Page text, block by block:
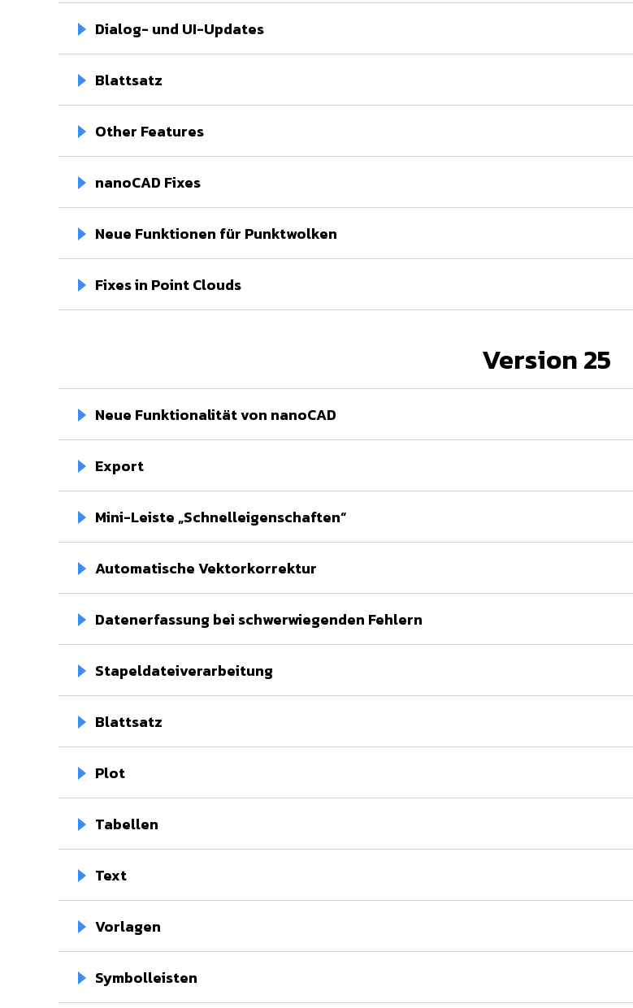
Dialog- und UI-Updates
Blattsatz
Other Features
nanoCAD Fixes
Neue Funktionen für Punktwolken
Fixes in Point Clouds
Version 25
Neue Funktionalität von nanoCAD
Export
Mini-Leiste „Schnelleigenschaften“
Automatische Vektorkorrektur
Datenerfassung bei schwerwiegenden Fehlern
Stapeldateiverarbeitung
Blattsatz
Plot
Tabellen
Text⁢
Vorlagen
Symbolleisten